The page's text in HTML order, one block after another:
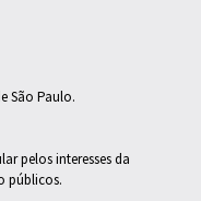
São Paulo.
pelos interesses da
públicos.